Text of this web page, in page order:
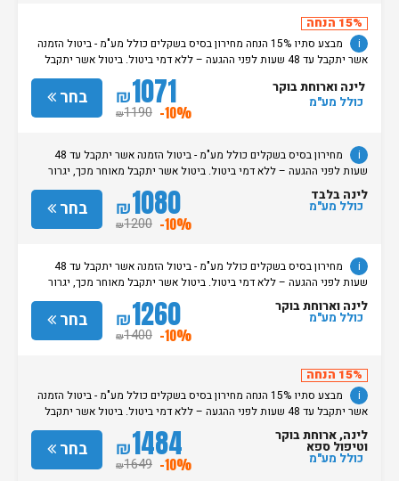
15% הנחה
i
מבצע סתיו 15% הנחה מחירון בסיס בשקלים כולל מע"מ - ביטול הזמנה
אשר יתקבל עד 48 שעות לפני ההגעה – ללא דמי ביטול. ביטול אשר יתקבל
מאוחר מכך, יגרור חיוב בסך 50% מעלות ההזמנה. אי הגעה ללא כל הודעה
מוקדמת תגרור חיוב בסך 100% מעלות ההזמנה. מדיניות קבלת/עזיבת חדרים:
שעת קבלת החדרים הינה החל מהשעה 15:00. בימי שבת / חג: קבלת חדרים
החל מצאת השבת/החג. שעת עזיבת חדרים בכל ימות השבוע עד השעה 11:00.
בחר ₪1071
₪1190 -10%
לינה וארוחת בוקר
כולל מע"מ
i
מחירון בסיס בשקלים כולל מע"מ - ביטול הזמנה אשר יתקבל עד 48
שעות לפני ההגעה – ללא דמי ביטול. ביטול אשר יתקבל מאוחר מכך, יגרור
חיוב בסך 50% מעלות ההזמנה. אי הגעה ללא כל הודעה מוקדמת תגרור חיוב
בסך 100% מעלות ההזמנה. מדיניות קבלת/עזיבת חדרים: שעת קבלת החדרים
הינה החל מהשעה 15:00. בימי שבת / חג: קבלת חדרים החל מצאת
השבת/החג. שעת עזיבת חדרים בכל ימות השבוע עד השעה 11:00. בימי שבת/
בחר ₪1080
₪1200 -10%
לינה בלבד
כולל מע"מ
i
מחירון בסיס בשקלים כולל מע"מ - ביטול הזמנה אשר יתקבל עד 48
שעות לפני ההגעה – ללא דמי ביטול. ביטול אשר יתקבל מאוחר מכך, יגרור
חיוב בסך 50% מעלות ההזמנה. אי הגעה ללא כל הודעה מוקדמת תגרור חיוב
בסך 100% מעלות ההזמנה. מדיניות קבלת/עזיבת חדרים: שעת קבלת החדרים
הינה החל מהשעה 15:00. בימי שבת / חג: קבלת חדרים החל מצאת
השבת/החג. שעת עזיבת חדרים בכל ימות השבוע עד השעה 11:00. בימי שבת/
בחר ₪1260
₪1400 -10%
לינה וארוחת בוקר
כולל מע"מ
15% הנחה
i
מבצע סתיו 15% הנחה מחירון בסיס בשקלים כולל מע"מ - ביטול הזמנה
אשר יתקבל עד 48 שעות לפני ההגעה – ללא דמי ביטול. ביטול אשר יתקבל
מאוחר מכך, יגרור חיוב בסך 50% מעלות ההזמנה. אי הגעה ללא כל הודעה
מוקדמת תגרור חיוב בסך 100% מעלות ההזמנה. מדיניות קבלת/עזיבת חדרים:
שעת קבלת החדרים הינה החל מהשעה 15:00. בימי שבת / חג: קבלת חדרים
החל מצאת השבת/החג. שעת עזיבת חדרים בכל ימות השבוע עד השעה 11:00.
בחר ₪1484
₪1649 -10%
לינה, ארוחת בוקר
וטיפול ספא
כולל מע"מ